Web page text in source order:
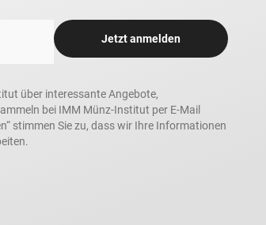
Jetzt anmelden
über interessante Angebote,
bei IMM Münz-Institut per E-Mail
stimmen Sie zu, dass wir Ihre Informationen